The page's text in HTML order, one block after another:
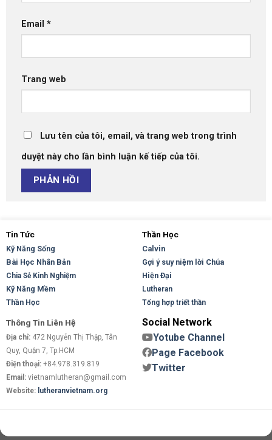
Email *
Trang web
Lưu tên của tôi, email, và trang web trong trình
duyệt này cho lần bình luận kế tiếp của tôi.
Tin Tức
Kỹ Năng Sống
Bài Học Nhân Bản
Chia Sẻ Kinh Nghiệm
Kỹ Năng Mềm
Thần Học
Thần Học
Calvin
Gợi ý suy niệm lời Chúa
Hiện Đại
Lutheran
Tổng hợp triết thần
Thông Tin Liên Hệ
Địa chỉ: 472 Nguyễn Thị Thập, Tân
Quy, Quận 7, Tp.HCM
Điện thoại: +84.978.319.819
Email: vietnamlutheran@gmail.com
Website: lutheranvietnam.org
Social Network
Yotube Channel
Page Facebook
Twitter